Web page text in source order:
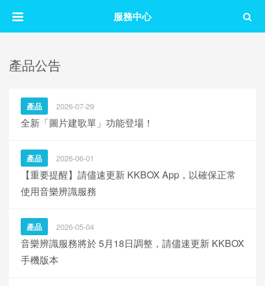
服務中心
產品公告
產品 2026-07-29
全新「圖片建歌單」功能登場！
產品 2026-06-01
【重要提醒】請儘速更新 KKBOX App，以確保正常
使用音樂辨識服務
產品 2026-05-04
音樂辨識服務將於 5月18日調整，請儘速更新 KKBOX
手機版本